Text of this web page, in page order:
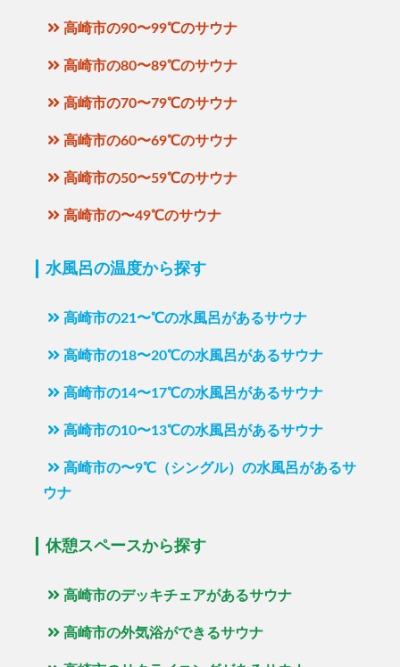
高崎市の90〜99℃のサウナ
高崎市の80〜89℃のサウナ
高崎市の70〜79℃のサウナ
高崎市の60〜69℃のサウナ
高崎市の50〜59℃のサウナ
高崎市の〜49℃のサウナ
水風呂の温度から探す
高崎市の21〜℃の水風呂があるサウナ
高崎市の18〜20℃の水風呂があるサウナ
高崎市の14〜17℃の水風呂があるサウナ
高崎市の10〜13℃の水風呂があるサウナ
高崎市の〜9℃（シングル）の水風呂があるサ
ウナ
休憩スペースから探す
高崎市のデッキチェアがあるサウナ
高崎市の外気浴ができるサウナ